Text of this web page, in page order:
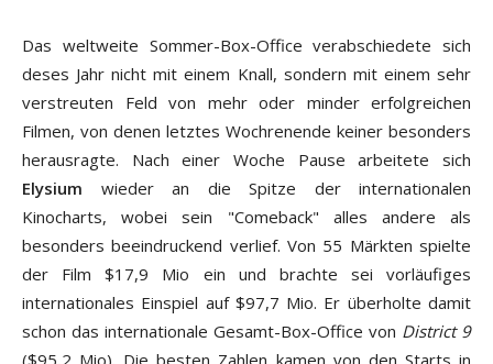
Das weltweite Sommer-Box-Office verabschiedete sich
deses Jahr nicht mit einem Knall, sondern mit einem sehr
verstreuten Feld von mehr oder minder erfolgreichen
Filmen, von denen letztes Wochrenende keiner besonders
herausragte. Nach einer Woche Pause arbeitete sich
Elysium wieder an die Spitze der internationalen
Kinocharts, wobei sein "Comeback" alles andere als
besonders beeindruckend verlief. Von 55 Märkten spielte
der Film $17,9 Mio ein und brachte sei vorläufiges
internationales Einspiel auf $97,7 Mio. Er überholte damit
schon das internationale Gesamt-Box-Office von District 9
($95,2 Mio). Die besten Zahlen kamen von den Starts in